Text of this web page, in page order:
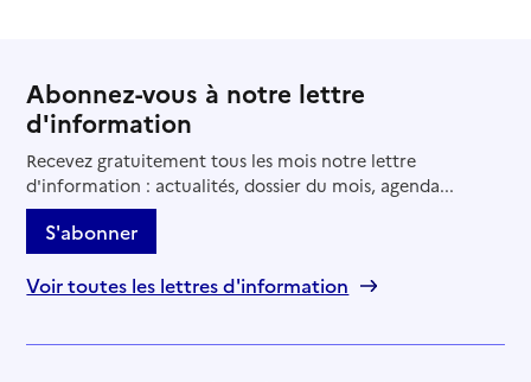
Abonnez-vous à notre lettre
d'information
Recevez gratuitement tous les mois notre lettre
d'information : actualités, dossier du mois, agenda...
S'abonner
Voir toutes les lettres d'information